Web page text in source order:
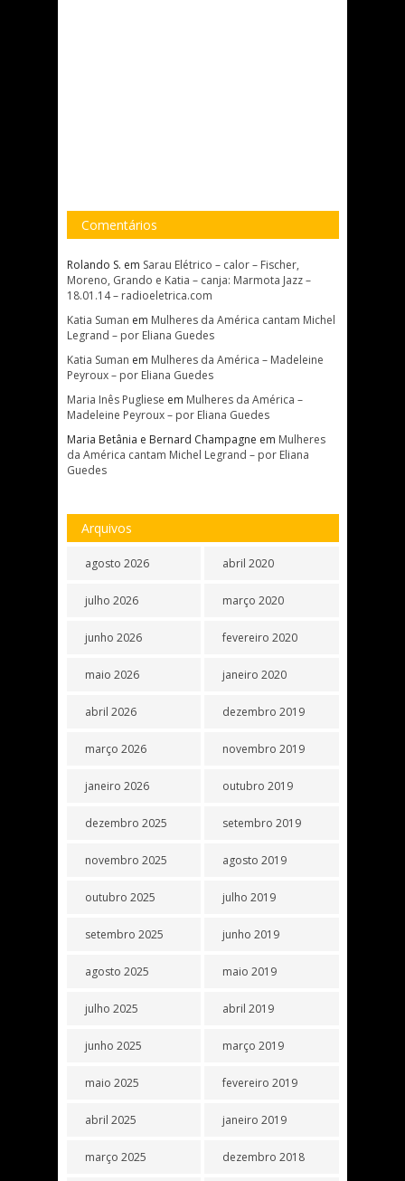
Comentários
Rolando S. em Sarau Elétrico – calor – Fischer,
Moreno, Grando e Katia – canja: Marmota Jazz –
18.01.14 – radioeletrica.com
Katia Suman em Mulheres da América cantam Michel
Legrand – por Eliana Guedes
Katia Suman em Mulheres da América – Madeleine
Peyroux – por Eliana Guedes
Maria Inês Pugliese em Mulheres da América –
Madeleine Peyroux – por Eliana Guedes
Maria Betânia e Bernard Champagne em Mulheres
da América cantam Michel Legrand – por Eliana
Guedes
Arquivos
agosto 2026
julho 2026
junho 2026
maio 2026
abril 2026
março 2026
janeiro 2026
dezembro 2025
novembro 2025
outubro 2025
setembro 2025
agosto 2025
julho 2025
junho 2025
maio 2025
abril 2025
março 2025
abril 2020
março 2020
fevereiro 2020
janeiro 2020
dezembro 2019
novembro 2019
outubro 2019
setembro 2019
agosto 2019
julho 2019
junho 2019
maio 2019
abril 2019
março 2019
fevereiro 2019
janeiro 2019
dezembro 2018